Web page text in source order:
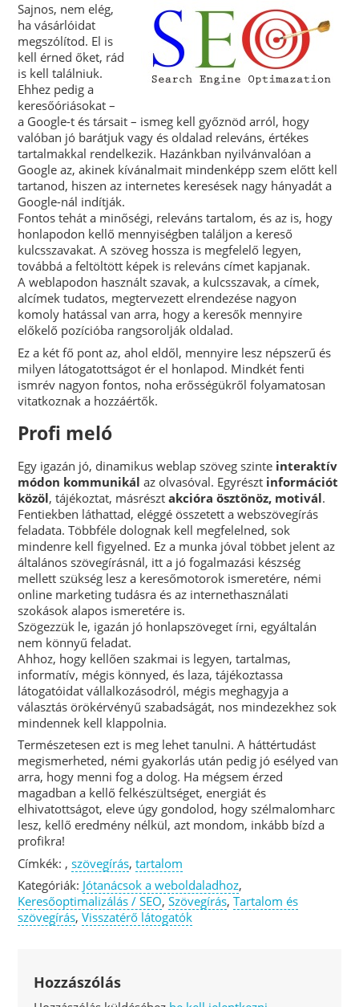
Sajnos, nem elég,
ha vásárlóidat
megszólítod. El is
kell érned őket, rád
is kell találniuk.
Ehhez pedig a
keresőóriásokat –
a Google-t és társait – ismeg kell győznöd arról, hogy
valóban jó barátjuk vagy és oldalad releváns, értékes
tartalmakkal rendelkezik. Hazánkban nyilvánvalóan a
Google az, akinek kívánalmait mindenképp szem előtt kell
tartanod, hiszen az internetes keresések nagy hányadát a
Google-nál indítják.
Fontos tehát a minőségi, releváns tartalom, és az is, hogy
honlapodon kellő mennyiségben találjon a kereső
kulcsszavakat. A szöveg hossza is megfelelő legyen,
továbbá a feltöltött képek is releváns címet kapjanak.
A weblapodon használt szavak, a kulcsszavak, a címek,
alcímek tudatos, megtervezett elrendezése nagyon
komoly hatással van arra, hogy a keresők mennyire
előkelő pozícióba rangsorolják oldalad.
Ez a két fő pont az, ahol eldől, mennyire lesz népszerű és
milyen látogatottságot ér el honlapod. Mindkét fenti
ismrév nagyon fontos, noha erősségükről folyamatosan
vitatkoznak a hozzáértők.
Profi meló
Egy igazán jó, dinamikus weblap szöveg szinte interaktív
módon kommunikál az olvasóval. Egyrészt információt
közöl, tájékoztat, másrésztakcióra ösztönöz, motivál.
Fentiekben láthattad, eléggé összetett a webszövegírás
feladata. Többféle dolognak kell megfelelned, sok
mindenre kell figyelned. Ez a munka jóval többet jelent az
általános szövegírásnál, itt a jó fogalmazási készség
mellett szükség lesz a keresőmotorok ismeretére, némi
online marketing tudásra és az internethasználati
szokások alapos ismeretére is.
Szögezzük le, igazán jó honlapszöveget írni, egyáltalán
nem könnyű feladat.
Ahhoz, hogy kellően szakmai is legyen, tartalmas,
informatív, mégis könnyed, és laza, tájékoztassa
látogatóidat vállalkozásodról, mégis meghagyja a
választás örökérvényű szabadságát, nos mindezekhez sok
mindennek kell klappolnia.
Természetesen ezt is meg lehet tanulni. A háttértudást
megismerheted, némi gyakorlás után pedig jó esélyed van
arra, hogy menni fog a dolog. Ha mégsem érzed
magadban a kellő felkészültséget, energiát és
elhivatottságot, eleve úgy gondolod, hogy szélmalomharc
lesz, kellő eredmény nélkül, azt mondom, inkább bízd a
profikra!
Címkék: ,szövegírás,tartalom
Kategóriák: Jótanácsok a weboldaladhoz,
Keresőoptimalizálás / SEO,Szövegírás,Tartalom és
szövegírás,Visszatérő látogatók
Hozzászólás